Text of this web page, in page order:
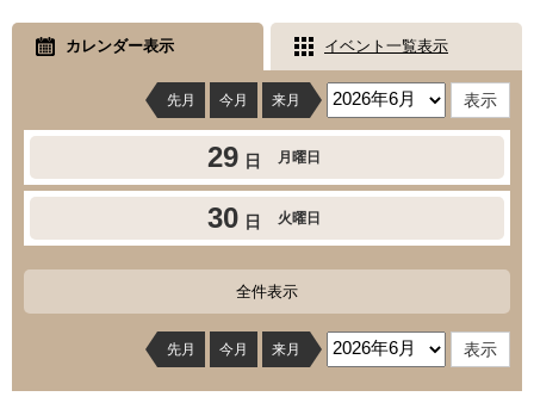
カレンダー表示 イベント一覧表示
先月 今月 来月
29 日 月曜日
30 日 火曜日
全件表示
先月 今月 来月